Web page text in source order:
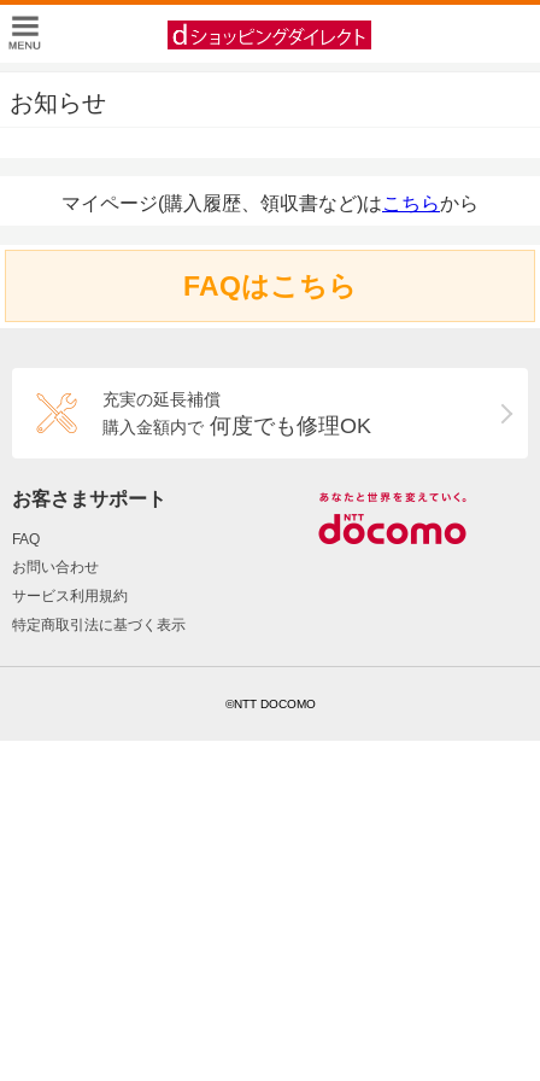
お知らせ
マイページ(購入履歴、領収書など)はこちらから
FAQはこちら
充実の延長補償
購入金額内で 何度でも修理OK
お客さまサポート
FAQ
お問い合わせ
サービス利用規約
特定商取引法に基づく表示
©NTT DOCOMO